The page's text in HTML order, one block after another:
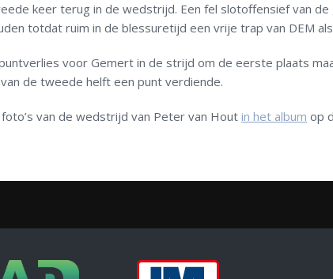
keer terug in de wedstrijd. Een fel slotoffensief van
totdat ruim in de blessuretijd een vrije trap van DEM
voor Gemert in de strijd om de eerste plaats
de tweede helft een punt verdiende.
van de wedstrijd van Peter van Hout in het album op